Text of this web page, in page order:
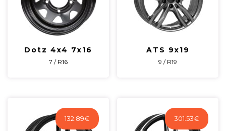
Dotz 4x4 7x16
7 / R16
ATS 9x19
9 / R19
132.89€ 301.53€